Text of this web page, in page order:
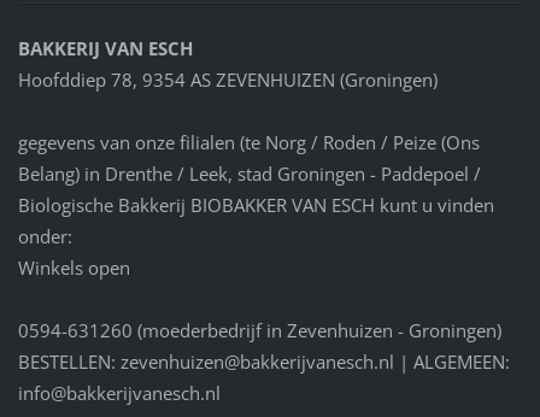
BAKKERIJ VAN ESCH
Hoofddiep 78, 9354 AS ZEVENHUIZEN (Groningen)
gegevens van onze filialen (te Norg / Roden / Peize (Ons
Belang) in Drenthe / Leek, stad Groningen - Paddepoel /
Biologische Bakkerij BIOBAKKER VAN ESCH kunt u vinden
onder:
Winkels open
0594-631260 (moederbedrijf in Zevenhuizen - Groningen)
BESTELLEN: zevenhuizen@bakkerijvanesch.nl | ALGEMEEN:
info@bakkerijvanesch.nl